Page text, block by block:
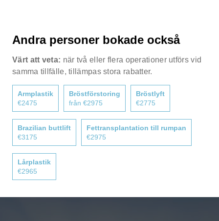
Andra personer bokade också
Värt att veta: när två eller flera operationer utförs vid
samma tillfälle, tillämpas stora rabatter.
Armplastik
€2475
Bröstförstoring
från €2975
Bröstlyft
€2775
Brazilian buttlift
€3175
Fettransplantation till rumpan
€2975
Lårplastik
€2965